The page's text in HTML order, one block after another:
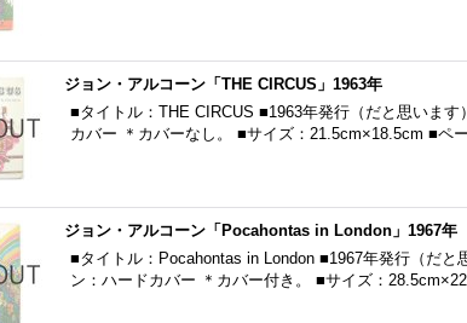
ジョン・アルコーン「THE CIRCUS」1963年
■タイトル：THE CIRCUS ■1963年発行（だと思いま
カバー ＊カバーなし。 ■サイズ：21.5cm×18.5cm ■ペ
ジョン・アルコーン「Pocahontas in London」1967年
■タイトル：Pocahontas in London ■1967年発行（だと
ン：ハードカバー ＊カバー付き。 ■サイズ：